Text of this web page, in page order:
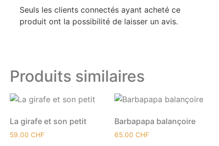
Produits similaires
La girafe et son petit
59.00 CHF
Barbapapa balançoire
65.00 CHF
Seuls les clients connectés ayant acheté ce
produit ont la possibilité de laisser un avis.